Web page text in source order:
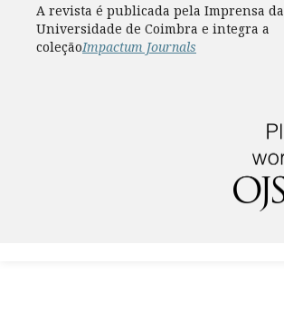
A revista é publicada pela Imprensa da
Universidade de Coimbra e integra a
coleçãoImpactum Journals